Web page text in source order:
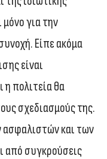
μόνο για την
Είπε ακόμα
είναι
η πολιτεία θα
σχεδιασμούς της.
και των
από συγκρούσεις